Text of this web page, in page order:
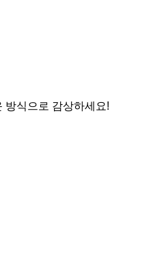
방식으로 감상하세요!